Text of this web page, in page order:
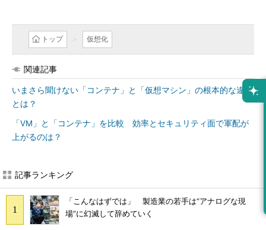
トップ 仮想化
関連記事
いまさら聞けない「コンテナ」と「仮想マシン」の根本的な違い
とは？
「VM」と「コンテナ」を比較 効率とセキュリティ面で軍配が
上がるのは？
記事ランキング
「こんなはずでは」 製造業の若手は“アナログな現
場”に幻滅して辞めていく